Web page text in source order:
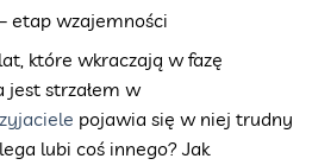
etap wzajemności
które wkraczają w fazę
jest strzałem w
pojawia się w niej trudny
lubi coś innego? Jak